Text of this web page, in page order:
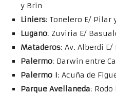
y Brin
Liniers: Tonelero E/ Pilar
Lugano: Zuviria E/
Mataderos: Av. Alberdi
Palermo: Darwin entre
Palermo I: Acuña de
Parque Avellaneda: Rodo